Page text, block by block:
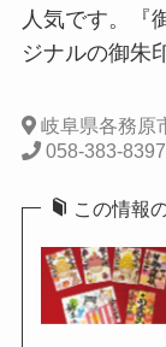
人気です。『
ジナルの御朱
岐阜県各務原
058-383-
この情報